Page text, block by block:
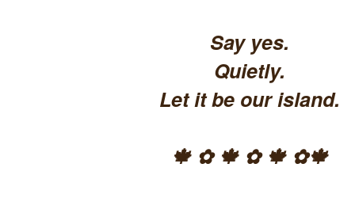
Say yes.
Quietly.
Let it be our island.
🍁 ✿ 🍁 ✿ 🍁 ✿🍁